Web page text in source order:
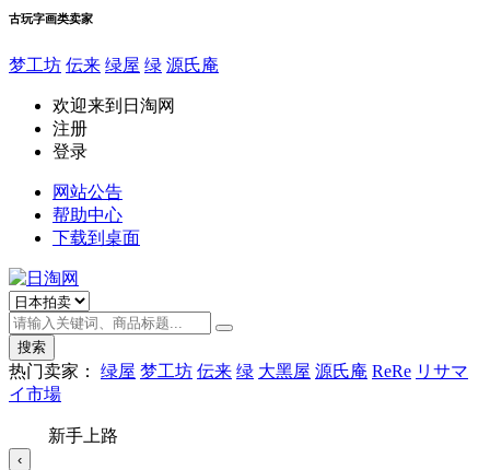
古玩字画类卖家
梦工坊 伝来 绿屋 绿 源氏庵
欢迎来到日淘网
注册
登录
网站公告
帮助中心
下载到桌面
搜索
热门卖家： 绿屋 梦工坊 伝来 绿 大黑屋 源氏庵 ReRe リサマ
イ市場
新手上路
‹